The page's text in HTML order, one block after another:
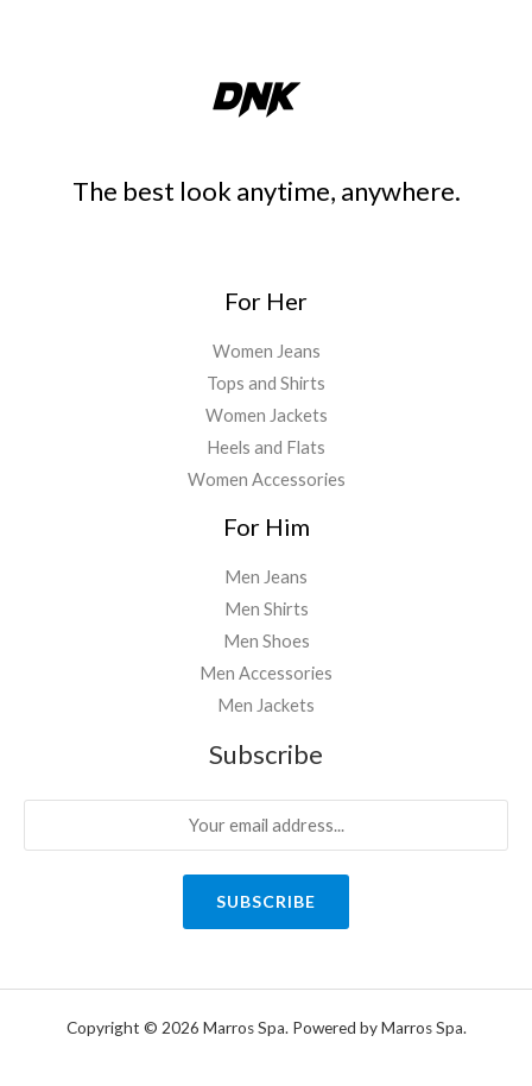
The best look anytime, anywhere.
For Her
Women Jeans
Tops and Shirts
Women Jackets
Heels and Flats
Women Accessories
For Him
Men Jeans
Men Shirts
Men Shoes
Men Accessories
Men Jackets
Subscribe
SUBSCRIBE
Copyright © 2026 Marros Spa. Powered by Marros Spa.